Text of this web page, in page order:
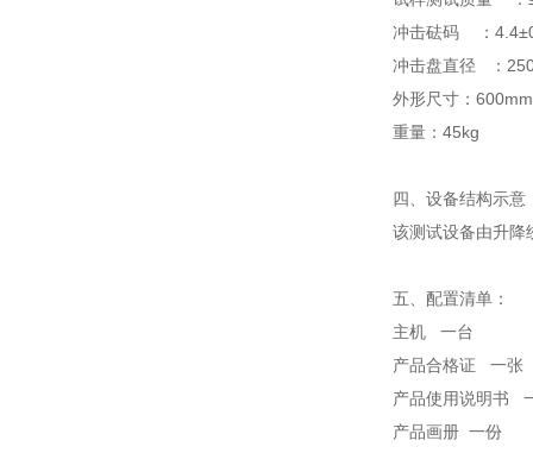
冲击砝码 ： 4.4±
冲击盘直径 ：
外形尺寸： 600mm
重量： 45kg
四、设备结构示意
该测试设备由升降
五、配置清单：
主机 一台
产品合格证 一张
产品使用说明书
产品画册 一份